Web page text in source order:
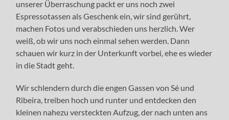
unserer Überraschung packt er uns noch zwei
Espressotassen als Geschenk ein, wir sind gerührt,
machen Fotos und verabschieden uns herzlich. Wer
weiß, ob wir uns noch einmal sehen werden. Dann
schauen wir kurz in der Unterkunft vorbei, ehe es wieder
in die Stadt geht.
Wir schlendern durch die engen Gassen von Sé und
Ribeira, treiben hoch und runter und entdecken den
kleinen nahezu versteckten Aufzug, der nach unten ans